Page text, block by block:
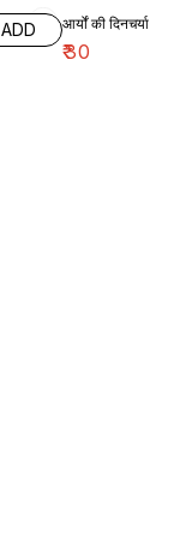
ADD आर्यों की दिनचर्या
₹30